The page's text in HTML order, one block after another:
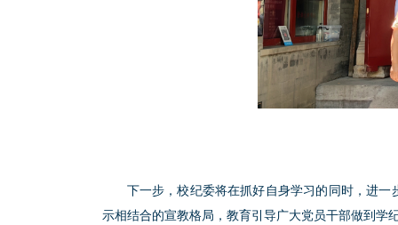
下一步，校纪委将在抓好自身学习的同时，进
示相结合的宣教格局，教育引导广大党员干部做到学